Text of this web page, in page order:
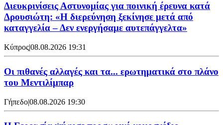
Διευκρινίσεις Αστυνομίας για ποινική έρευνα κατά
Δρουσιώτη: «Η διερεύνηση ξεκίνησε μετά από
καταγγελία – Δεν ενεργήσαμε αυτεπάγγελτα»
Κύπρος|08.08.2026 19:31
Οι πιθανές αλλαγές και τα... ερωτηματικά στο πλάνο
του Μεντιλίμπαρ
Γήπεδο|08.08.2026 19:30